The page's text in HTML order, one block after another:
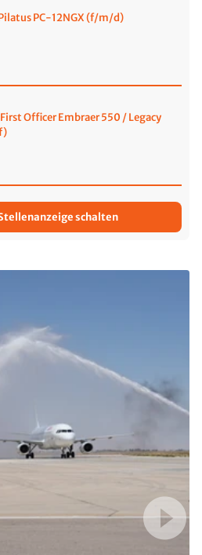
PC-12NGX (f/m/d)
Officer Embraer 550 / Legacy
schalten